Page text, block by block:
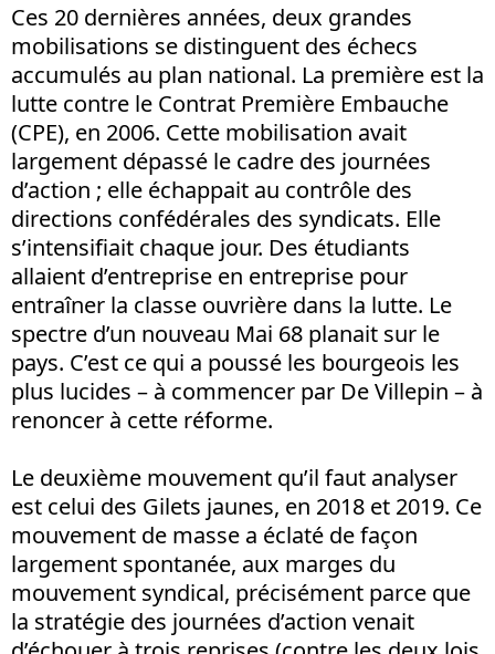
Ces 20 dernières années, deux grandes
mobilisations se distinguent des échecs
accumulés au plan national. La première est la
lutte contre le Contrat Première Embauche
(CPE), en 2006. Cette mobilisation avait
largement dépassé le cadre des journées
d’action ; elle échappait au contrôle des
directions confédérales des syndicats. Elle
s’intensifiait chaque jour. Des étudiants
allaient d’entreprise en entreprise pour
entraîner la classe ouvrière dans la lutte. Le
spectre d’un nouveau Mai 68 planait sur le
pays. C’est ce qui a poussé les bourgeois les
plus lucides – à commencer par De Villepin – à
renoncer à cette réforme.
Le deuxième mouvement qu’il faut analyser
est celui des Gilets jaunes, en 2018 et 2019. Ce
mouvement de masse a éclaté de façon
largement spontanée, aux marges du
mouvement syndical, précisément parce que
la stratégie des journées d’action venait